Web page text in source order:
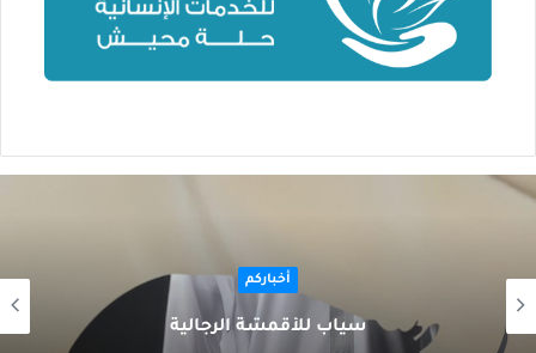
أخباركم
سياب للأقمشة الرجالية